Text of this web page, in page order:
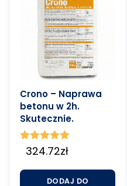
Crono – Naprawa
betonu w 2h.
Skutecznie.
Oceniono
4.90
324.72zł
DODAJ DO